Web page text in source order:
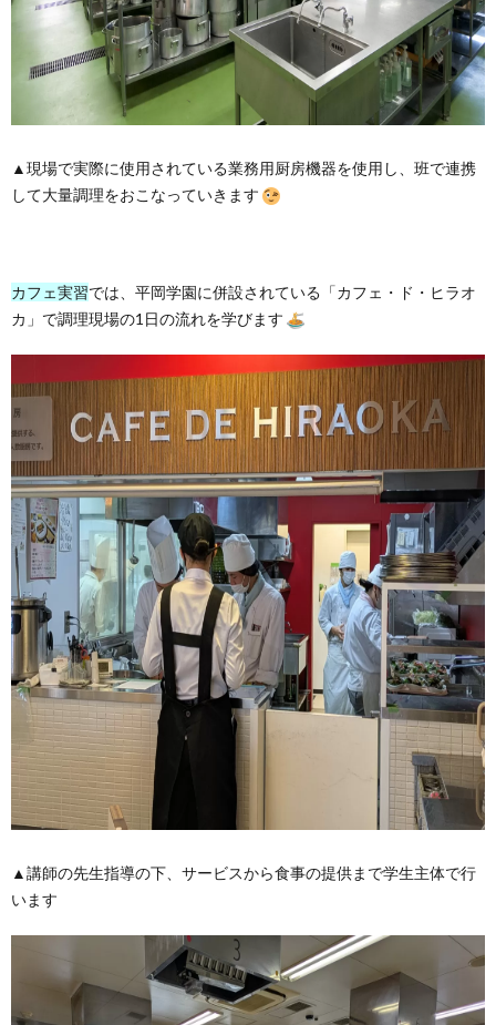
▲現場で実際に使用されている業務用厨房機器を使用し、班で連携
して大量調理をおこなっていきます
カフェ実習では、平岡学園に併設されている「カフェ・ド・ヒラオ
カ」で調理現場の1日の流れを学びます
▲講師の先生指導の下、サービスから食事の提供まで学生主体で行
います